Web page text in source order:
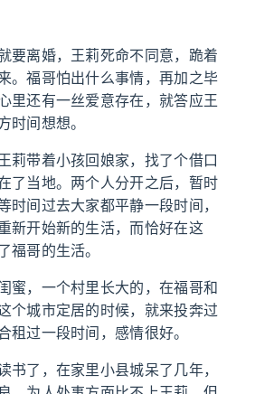
要离婚，王莉死命不同意，跪着
。福哥怕出什么事情，再加之毕
里还有一丝爱意存在，就答应王
时间想想。
莉带着小孩回娘家，找了个借口
了当地。两个人分开之后，暂时
时间过去大家都平静一段时间，
新开始新的生活，而恰好在这
福哥的生活。
蜜，一个村里长大的，在福哥和
个城市定居的时候，就来投奔过
租过一段时间，感情很好。
书了，在家里小县城呆了几年，